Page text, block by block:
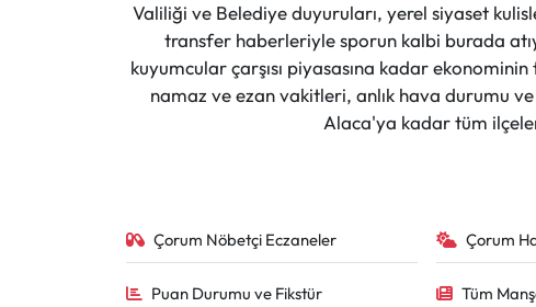
Valiliği ve Belediye duyuruları, yerel siyaset
transfer haberleriyle sporun kalbi burada
kuyumcular çarşısı piyasasına kadar
namaz ve ezan vakitleri, anlık hava durumu
Alaca'ya kadar tüm
Çorum Nöbetçi Eczaneler Çorum
Puan Durumu ve Fikstür Tüm